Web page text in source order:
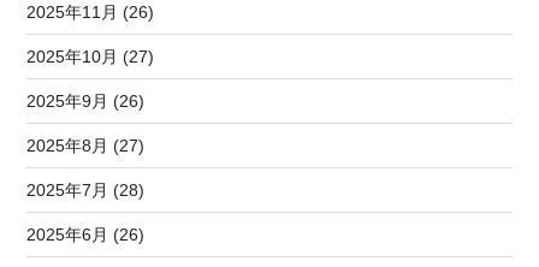
2025年11月 (26)
2025年10月 (27)
2025年9月 (26)
2025年8月 (27)
2025年7月 (28)
2025年6月 (26)